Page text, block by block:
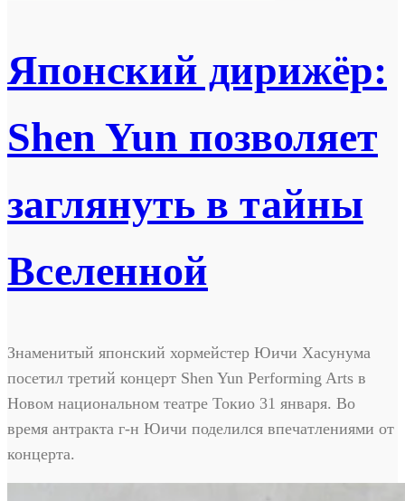
Японский дирижёр:
Shen Yun позволяет
заглянуть в тайны
Вселенной
Знаменитый японский хормейстер Юичи Хасунума
посетил третий концерт Shen Yun Performing Arts в
Новом национальном театре Токио 31 января. Во
время антракта г-н Юичи поделился впечатлениями от
концерта.